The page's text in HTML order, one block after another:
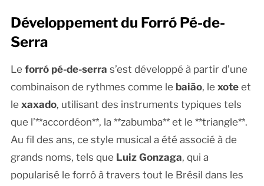
Développement du Forró Pé-de-
Serra
Le forró pé-de-serra s’est développé à partir d’une
combinaison de rythmes comme le baião, le xoteet
le xaxado, utilisant des instruments typiques tels
que l’**accordéon**, la **zabumba** et le **triangle**.
Au fil des ans, ce style musical a été associé à de
grands noms, tels que Luiz Gonzaga, qui a
popularisé le forró à travers tout le Brésil dans les